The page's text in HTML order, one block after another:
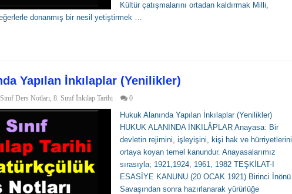
Kültür çatışmalarını ortadan kaldırmak Milli,
donanmış bir nesil yetiştirmek …
Yapılan İnkılaplar (Yenilikler)
Ders Notları, 8. Sınıf İnkılap Tarihi 0
Hukuk Alanında Yapılan İnkılaplar (Yenilikler)
HUKUK ALANINDA İNKILÂPLAR Anayasa: Bir
devletin rejimini, işleyişini, kişi hak ve hürriyetlerini
ortaya koyan temel kanundur. Anayasalarımız
sırasıyla; 1921,1924, 1961, 1982 TEŞKİLAT-I
ESASİYE KANUNU (20 OCAK 1921) Birinci İnönü
Savaşından sonra hazırlanarak yürürlüğe